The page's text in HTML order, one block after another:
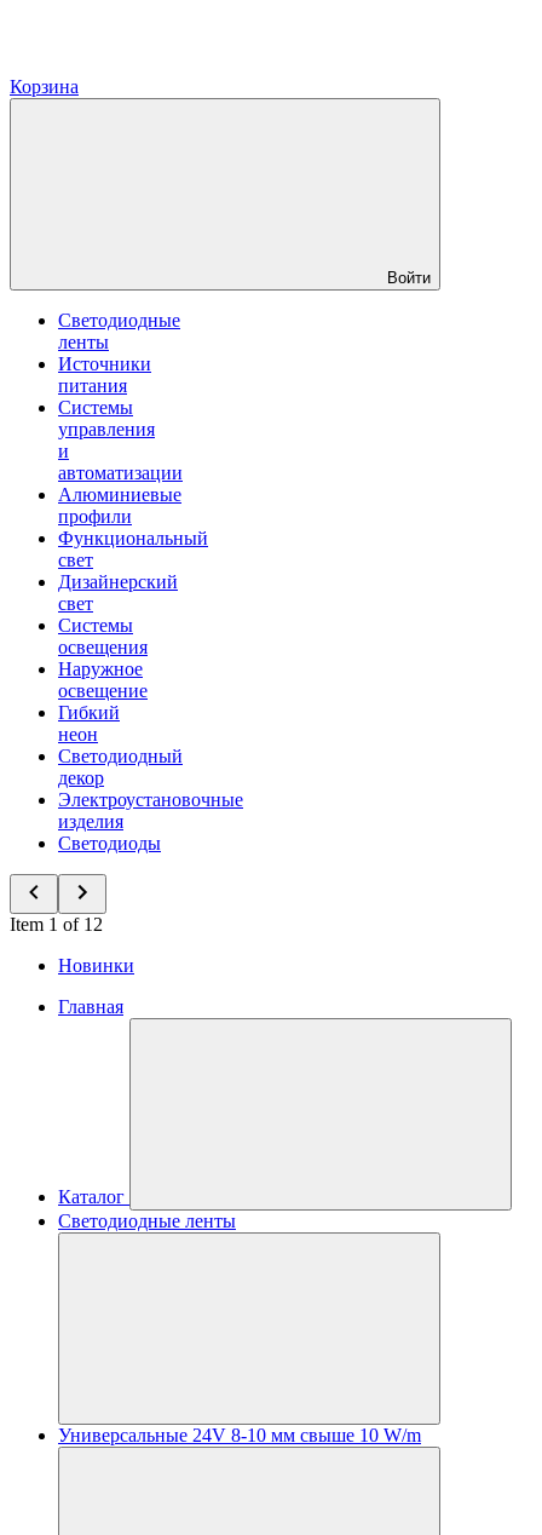
Корзина
Войти
Светодиодные
ленты
Источники
питания
Системы
управления
и
автоматизации
Алюминиевые
профили
Функциональный
свет
Дизайнерский
свет
Системы
освещения
Наружное
освещение
Гибкий
неон
Светодиодный
декор
Электроустановочные
изделия
Светодиоды
Item 1 of 12
Новинки
Главная
Каталог
Светодиодные ленты
Универсальные 24V 8-10 мм свыше 10 W/m